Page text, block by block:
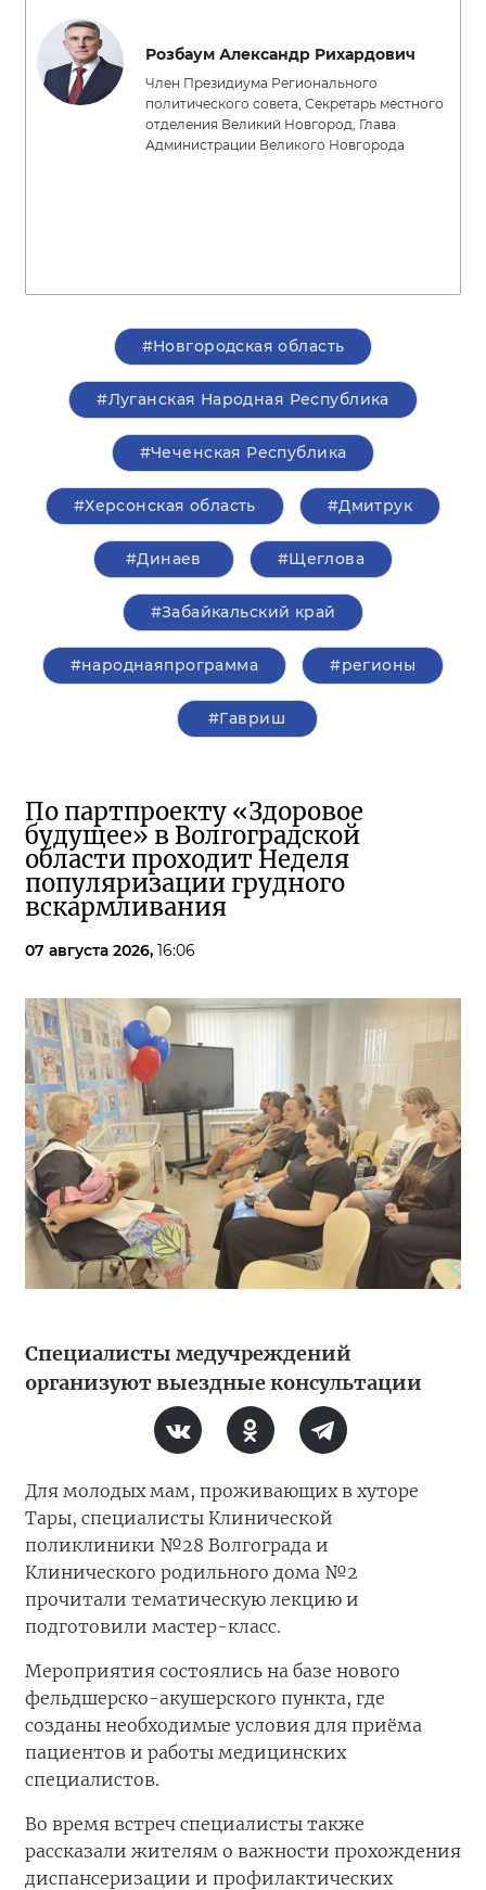
Розбаум Александр Рихардович
Член Президиума Регионального
политического совета, Секретарь местного
отделения Великий Новгород, Глава
Администрации Великого Новгорода
#Новгородская область
#Луганская Народная Республика
#Чеченская Республика
#Херсонская область #Дмитрук
#Динаев #Щеглова
#Забайкальский край
#народнаяпрограмма #регионы
#Гавриш
По партпроекту «Здоровое
будущее» в Волгоградской
области проходит Неделя
популяризации грудного
вскармливания
07 августа 2026, 16:06
Специалисты медучреждений
организуют выездные консультации
Для молодых мам, проживающих в хуторе
Тары, специалисты Клинической
поликлиники №28 Волгограда и
Клинического родильного дома №2
прочитали тематическую лекцию и
подготовили мастер-класс.
Мероприятия состоялись на базе нового
фельдшерско-акушерского пункта, где
созданы необходимые условия для приёма
пациентов и работы медицинских
специалистов.
Во время встреч специалисты также
рассказали жителям о важности прохождения
диспансеризации и профилактических